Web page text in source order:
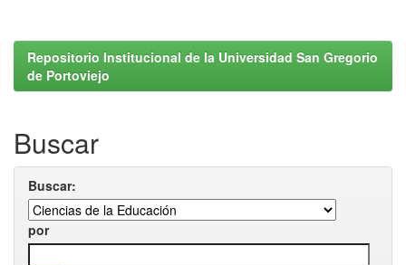
Repositorio Institucional de la Universidad San Gregorio
de Portoviejo
Buscar
Buscar:
por